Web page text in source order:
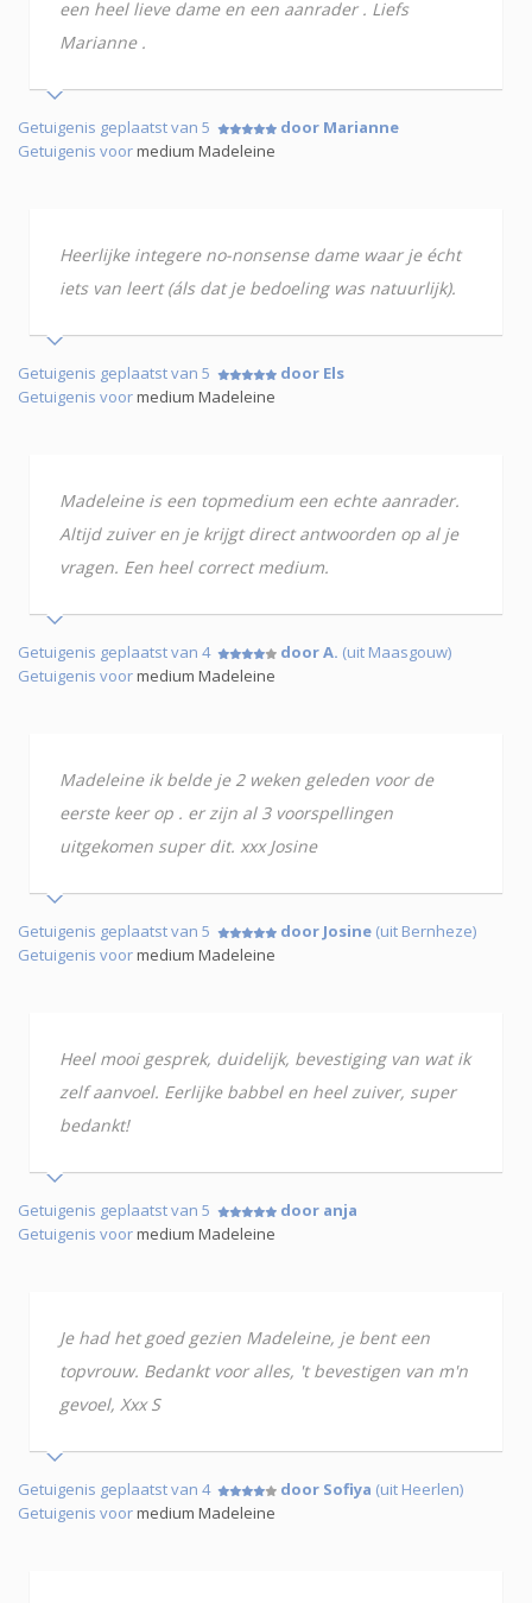
een heel lieve dame en een aanrader . Liefs
Marianne .
Getuigenis geplaatst van 5
door Marianne
Getuigenis voormedium Madeleine
Heerlijke integere no-nonsense dame waar je écht
iets van leert (áls dat je bedoeling was natuurlijk).
Getuigenis geplaatst van 5
door Els
Getuigenis voormedium Madeleine
Madeleine is een topmedium een echte aanrader.
Altijd zuiver en je krijgt direct antwoorden op al je
vragen. Een heel correct medium.
Getuigenis geplaatst van 4 door A. (uit Maasgouw)
Getuigenis voormedium Madeleine
Madeleine ik belde je 2 weken geleden voor de
eerste keer op . er zijn al 3 voorspellingen
uitgekomen super dit. xxx Josine
Getuigenis geplaatst van 5 door Josine (uit Bernheze)
Getuigenis voormedium Madeleine
Heel mooi gesprek, duidelijk, bevestiging van wat ik
zelf aanvoel. Eerlijke babbel en heel zuiver, super
bedankt!
Getuigenis geplaatst van 5
door anja
Getuigenis voormedium Madeleine
Je had het goed gezien Madeleine, je bent een
topvrouw. Bedankt voor alles, 't bevestigen van m'n
gevoel, Xxx S
Getuigenis geplaatst van 4 door Sofiya (uit Heerlen)
Getuigenis voormedium Madeleine